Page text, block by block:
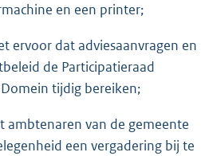
en een printer;
ervoor dat adviesaanvragen en
de Participatieraad
Domein tijdig bereiken;
ambtenaren van de gemeente
een vergadering bij te